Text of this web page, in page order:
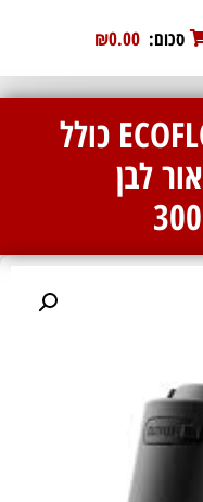
סכום: ₪0.00
עששית נטענת ECOFLOW כולל
לבן